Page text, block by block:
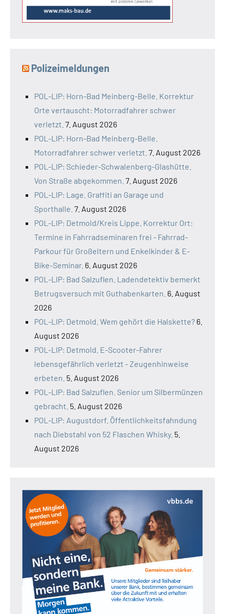
Polizeimeldungen
POL-LIP: Horn-Bad Meinberg-Belle. Korrektur
Orte vertauscht: Motorradfahrer schwer
verletzt. 7. August 2026
POL-LIP: Horn-Bad Meinberg-Belle.
Motorradfahrer schwer verletzt. 7. August 2026
POL-LIP: Schieder-Schwalenberg-Glashütte.
Von Straße abgekommen. 7. August 2026
POL-LIP: Lage. Graffiti an Garage und
Sporthalle. 7. August 2026
POL-LIP: Detmold/Kreis Lippe. Korrektur Ort:
Termine in Fahrradseminaren frei - Fahrrad-
Parkour für Großeltern und Enkelkinder & E-
Bike-Seminar. 6. August 2026
POL-LIP: Bad Salzuflen. Ladendetektiv bemerkt
Betrugsversuch mit Guthabenkarten. 6. August
2026
POL-LIP: Detmold. Wem gehört die Halskette? 6.
August 2026
POL-LIP: Detmold. E-Scooter-Fahrer
lebensgefährlich verletzt - Zeugenhinweise
erbeten. 5. August 2026
POL-LIP: Bad Salzuflen. Senior um Silbermünzen
gebracht. 5. August 2026
POL-LIP: Augustdorf. Öffentlichkeitsfahndung
nach Diebstahl von 52 Flaschen Whisky. 5.
August 2026